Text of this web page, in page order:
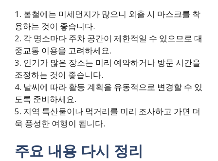
1. 봄철에는 미세먼지가 많으니 외출 시 마스크를 착
용하는 것이 좋습니다.
2. 각 명소마다 주차 공간이 제한적일 수 있으므로 대
중교통 이용을 고려하세요.
3. 인기가 많은 장소는 미리 예약하거나 방문 시간을
조정하는 것이 좋습니다.
4. 날씨에 따라 활동 계획을 유동적으로 변경할 수 있
도록 준비하세요.
5. 지역 특산물이나 먹거리를 미리 조사하고 가면 더
욱 풍성한 여행이 됩니다.
주요 내용 다시 정리